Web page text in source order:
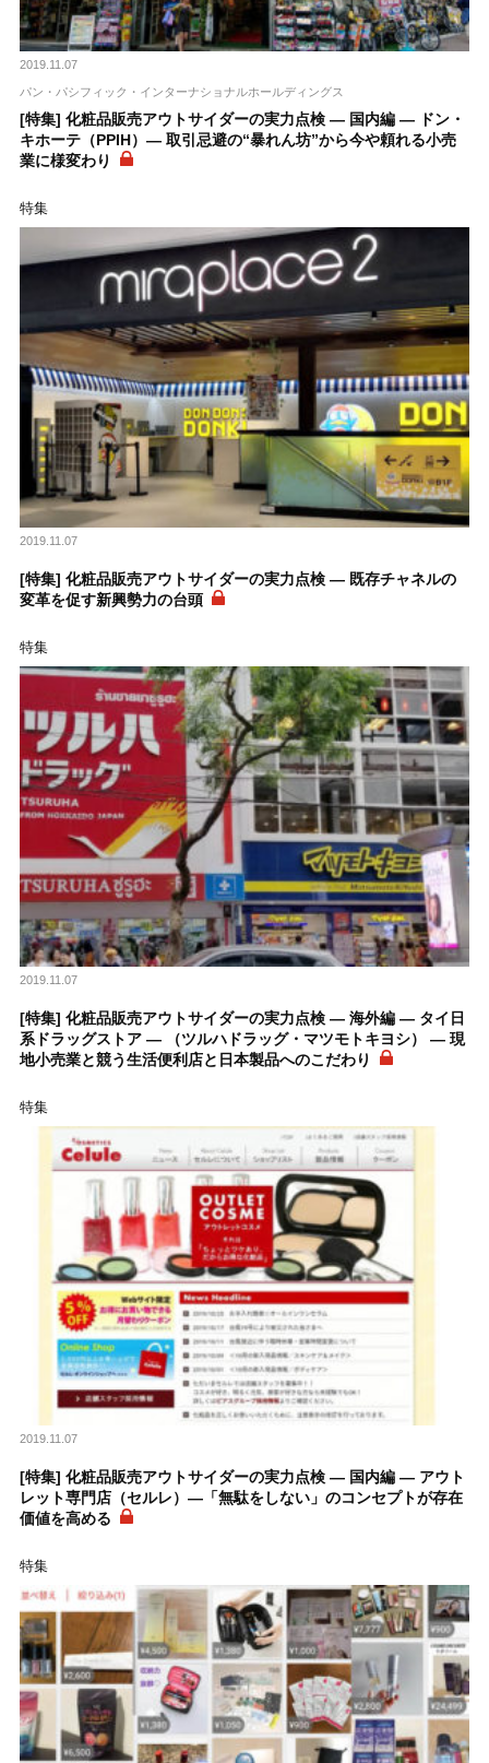
2019.11.07
パン・パシフィック・インターナショナルホールディングス
[特集] 化粧品販売アウトサイダーの実力点検 ― 国内編 ― ドン・
キホーテ（PPIH）― 取引忌避の“暴れん坊”から今や頼れる小売
業に様変わり
特集
2019.11.07
[特集] 化粧品販売アウトサイダーの実力点検 ― 既存チャネルの
変革を促す新興勢力の台頭
特集
2019.11.07
[特集] 化粧品販売アウトサイダーの実力点検 ― 海外編 ― タイ日
系ドラッグストア ― （ツルハドラッグ・マツモトキヨシ） ― 現
地小売業と競う生活便利店と日本製品へのこだわり
特集
2019.11.07
[特集] 化粧品販売アウトサイダーの実力点検 ― 国内編 ― アウト
レット専門店（セルレ）―「無駄をしない」のコンセプトが存在
価値を高める
特集